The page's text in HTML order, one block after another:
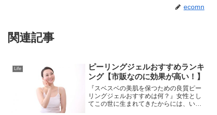
ecomn
関連記事
Life
ピーリングジェルおすすめランキ
ング【市販なのに効果が高い！】
『スベスベの美肌を保つための良質ピー
リングジェルおすすめは何？』女性とし
てこの世に生まれてきたからには、いつ